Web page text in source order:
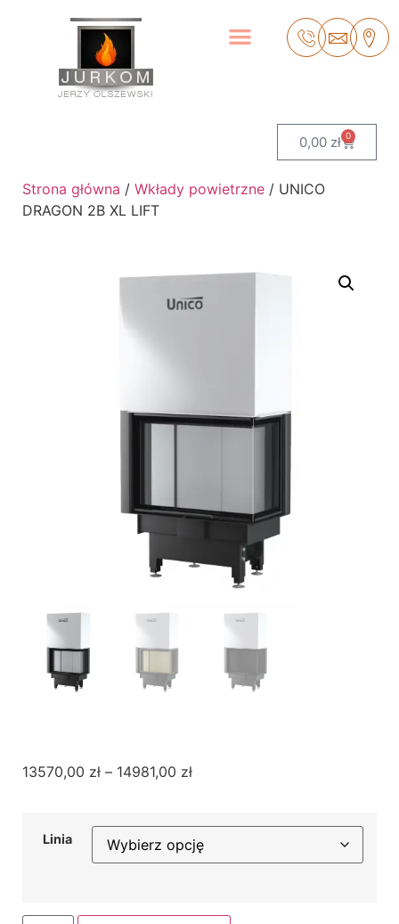
0,00 zł 0
Strona główna / Wkłady powietrzne / UNICO
DRAGON 2B XL LIFT
13570,00 zł – 14981,00 zł
Linia